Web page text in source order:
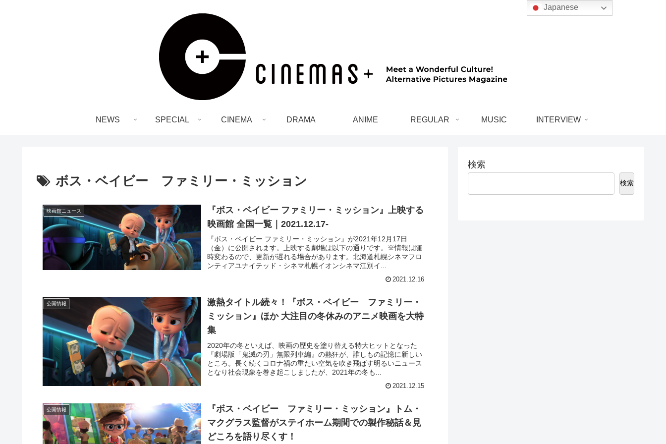
NEWS SPECIAL CINEMA DRAMA ANIME REGULAR MUSIC INTERVIEW
ボス・ベイビー ファミリー・ミッション
映画館ニュース
『ボス・ベイビー ファミリー・ミッション』上映する
映画館 全国一覧｜2021.12.17-
『ボス・ベイビー ファミリー・ミッション』が2021年12月17日
（金）に公開されます。上映する劇場は以下の通りです。※情報は随
時変わるので、更新が遅れる場合があります。北海道札幌シネマフロ
ンティアユナイテッド・シネマ札幌イオンシネマ江別イ...
2021.12.16
公開情報
激熱タイトル続々！『ボス・ベイビー ファミリー・
ミッション』ほか 大注目の冬休みのアニメ映画を大特
集
2020年の冬といえば、映画の歴史を塗り替える特大ヒットとなった
『劇場版「鬼滅の刃」無限列車編』の熱狂が、誰しもの記憶に新しい
ところ。長く続くコロナ禍の重たい空気を吹き飛ばす明るいニュース
となり社会現象を巻き起こしましたが、2021年の冬も...
2021.12.15
公開情報
『ボス・ベイビー ファミリー・ミッション』トム・
マクグラス監督がステイホーム期間での製作秘話＆見
どころを語り尽くす！
検索
検索
Japanese